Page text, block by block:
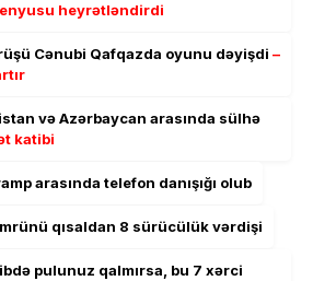
heyrətləndirdi
Cənubi Qafqazda oyunu dəyişdi –
və Azərbaycan arasında sülhə
katibi
arasında telefon danışığı olub
qısaldan 8 sürücülük vərdişi
pulunuz qalmırsa, bu 7 xərci